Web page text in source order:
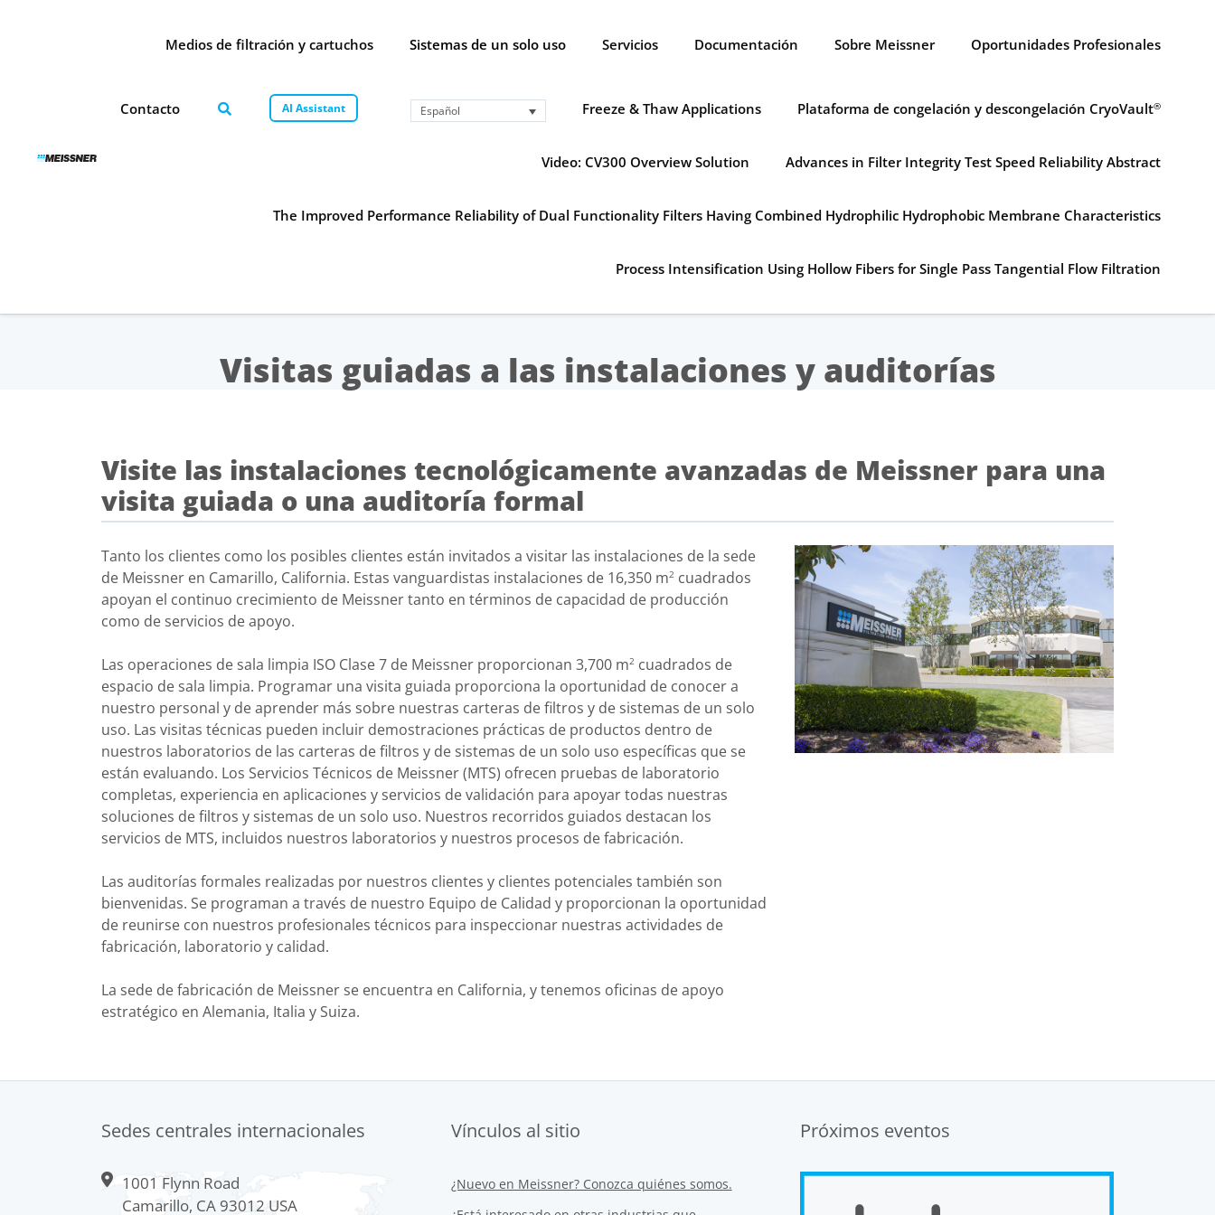
Medios de filtración y cartuchos Sistemas de un solo uso Servicios Documentación Sobre Meissner Oportunidades Profesionales
Contacto AI Assistant Español Freeze & Thaw Applications Plataforma de congelación y descongelación CryoVault®
Video: CV300 Overview Solution Advances in Filter Integrity Test Speed Reliability Abstract
The Improved Performance Reliability of Dual Functionality Filters Having Combined Hydrophilic Hydrophobic Membrane Characteristics
Process Intensification Using Hollow Fibers for Single Pass Tangential Flow Filtration
Visitas guiadas a las instalaciones y auditorías
Visite las instalaciones tecnológicamente avanzadas de Meissner para una
visita guiada o una auditoría formal
Tanto los clientes como los posibles clientes están invitados a visitar las instalaciones de la sede
de Meissner en Camarillo, California. Estas vanguardistas instalaciones de 16,350 m2 cuadrados
apoyan el continuo crecimiento de Meissner tanto en términos de capacidad de producción
como de servicios de apoyo.
Las operaciones de sala limpia ISO Clase 7 de Meissner proporcionan 3,700 m2 cuadrados de
espacio de sala limpia. Programar una visita guiada proporciona la oportunidad de conocer a
nuestro personal y de aprender más sobre nuestras carteras de filtros y de sistemas de un solo
uso. Las visitas técnicas pueden incluir demostraciones prácticas de productos dentro de
nuestros laboratorios de las carteras de filtros y de sistemas de un solo uso específicas que se
están evaluando. Los Servicios Técnicos de Meissner (MTS) ofrecen pruebas de laboratorio
completas, experiencia en aplicaciones y servicios de validación para apoyar todas nuestras
soluciones de filtros y sistemas de un solo uso. Nuestros recorridos guiados destacan los
servicios de MTS, incluidos nuestros laboratorios y nuestros procesos de fabricación.
Las auditorías formales realizadas por nuestros clientes y clientes potenciales también son
bienvenidas. Se programan a través de nuestro Equipo de Calidad y proporcionan la oportunidad
de reunirse con nuestros profesionales técnicos para inspeccionar nuestras actividades de
fabricación, laboratorio y calidad.
La sede de fabricación de Meissner se encuentra en California, y tenemos oficinas de apoyo
estratégico en Alemania, Italia y Suiza.
Sedes centrales internacionales
1001 Flynn Road
Camarillo, CA 93012 USA
Vínculos al sitio
¿Nuevo en Meissner? Conozca quiénes somos.
Próximos eventos